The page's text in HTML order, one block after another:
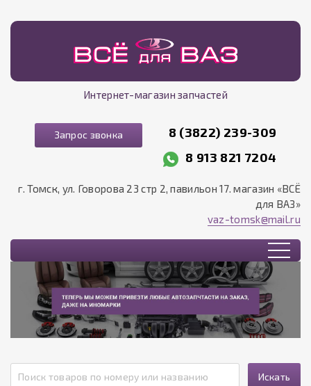
Интернет-магазин запчастей
Запрос звонка
8 (3822) 239-309
8 913 821 7204
г. Томск, ул. Говорова 23 стр 2, павильон 17. магазин «ВСЁ
для ВАЗ»
vaz-tomsk@mail.ru
Искать